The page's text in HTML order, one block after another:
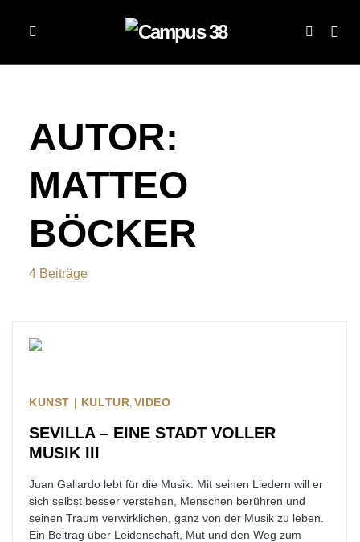
AUTOR:
MATTEO
BÖCKER
4 Beiträge
KUNST | KULTUR VIDEO
SEVILLA – EINE STADT VOLLER
MUSIK III
Juan Gallardo lebt für die Musik. Mit seinen Liedern will er
sich selbst besser verstehen, Menschen berühren und
seinen Traum verwirklichen, ganz von der Musik zu leben.
Ein Beitrag über Leidenschaft, Mut und den Weg zum